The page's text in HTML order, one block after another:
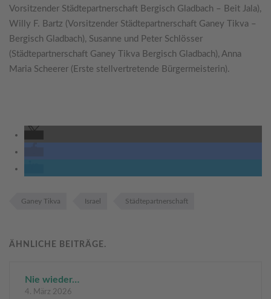
Vorsitzender Städtepartnerschaft Bergisch Gladbach – Beit Jala),
Willy F. Bartz (Vorsitzender Städtepartnerschaft Ganey Tikva –
Bergisch Gladbach), Susanne und Peter Schlösser
(Städtepartnerschaft Ganey Tikva Bergisch Gladbach), Anna
Maria Scheerer (Erste stellvertretende Bürgermeisterin).
Ganey Tikva Israel Städtepartnerschaft
ÄHNLICHE BEITRÄGE.
Nie wieder…
4. März 2026